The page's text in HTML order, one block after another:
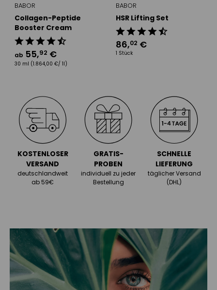
BABOR
Collagen-Peptide
Booster Cream
ab 55,92 €
30 ml (1.864,00 €/ 1l)
BABOR
HSR Lifting Set
86,02 €
1 Stück
KOSTENLOSER
VERSAND
deutschlandweit
ab 59€
GRATIS-
PROBEN
individuell zu jeder
Bestellung
SCHNELLE
LIEFERUNG
täglicher Versand
(DHL)